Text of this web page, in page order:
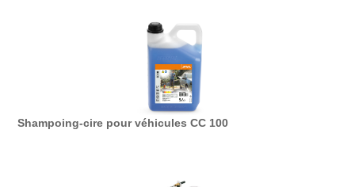
Shampoing-cire pour véhicules CC 100